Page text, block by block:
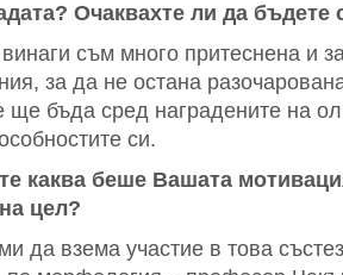
Очаквахте ли да бъдете
съм много притеснена и
за да не остана
ще бъда сред наградените на
си.
каква беше Вашата
цел?
да взема участие в това